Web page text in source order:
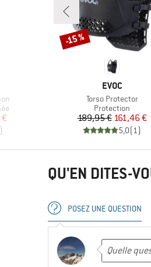
MARQUE
EVOC
Article
Torso Protector
Product group
Protection
Prix
189,95 €Prix réduit
161,46 €
5,0(1)
Remise
-15 %
QU'EN DITES-
POSEZ UNE QUESTION